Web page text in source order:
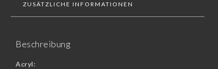
ZUSÄTZLICHE INFORMATIONEN
Beschreibung
Acryl: